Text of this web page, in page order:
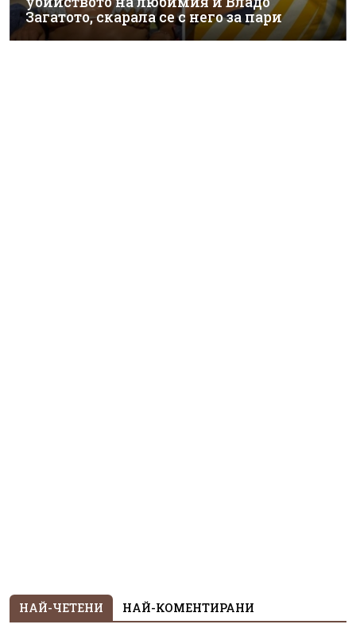
Загатото, скарала се с него за пари
НАЙ-ЧЕТЕНИ НАЙ-КОМЕНТИРАНИ